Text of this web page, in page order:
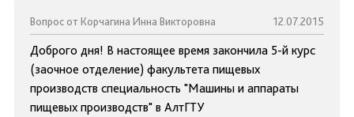
Вопрос от Корчагина Инна Викторовна 12.07.2015
Доброго дня! В настоящее время закончила 5-й курс
(заочное отделение) факультета пищевых
производств специальность "Машины и аппараты
пищевых производств" в АлтГТУ